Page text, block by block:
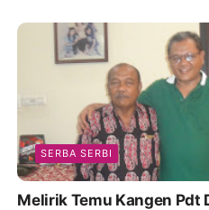
SERBA SERBI
Melirik Temu Kangen Pdt